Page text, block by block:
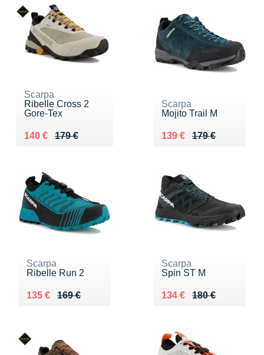
Scarpa
Ribelle Cross 2
Gore-Tex
179 €
Au lieu de 179 €
140 €
Vendu 140 €
Scarpa
Mojito Trail M
179 €
Au lieu de 179 €
139 €
Vendu 139 €
Scarpa
Ribelle Run 2
169 €
Au lieu de 169 €
135 €
Vendu 135 €
Scarpa
Spin ST M
180 €
Au lieu de 180 €
134 €
Vendu 134 €